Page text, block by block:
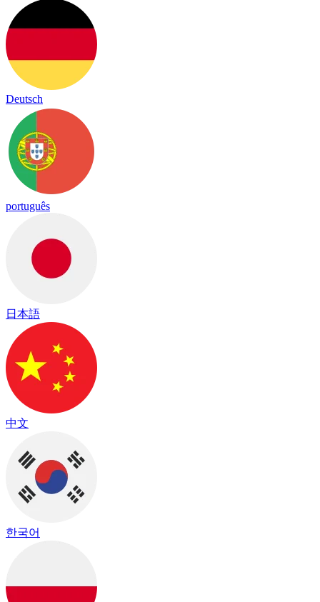
Deutsch
português
日本語
中文
한국어